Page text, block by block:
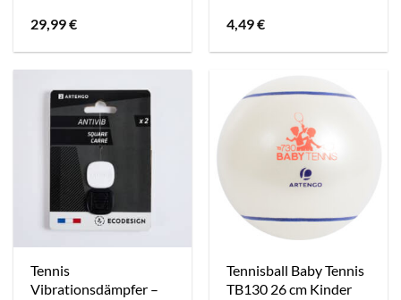
29,99€
4,49€
Tennis
Vibrationsdämpfer –
Tennisball Baby Tennis
TB130 26 cm Kinder